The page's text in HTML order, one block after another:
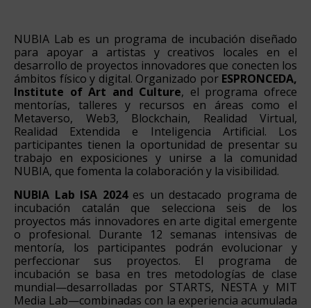
NUBIA Lab es un programa de incubación diseñado
para apoyar a artistas y creativos locales en el
desarrollo de proyectos innovadores que conecten los
ámbitos físico y digital. Organizado por ESPRONCEDA,
Institute of Art and Culture, el programa ofrece
mentorías, talleres y recursos en áreas como el
Metaverso, Web3, Blockchain, Realidad Virtual,
Realidad Extendida e Inteligencia Artificial. Los
participantes tienen la oportunidad de presentar su
trabajo en exposiciones y unirse a la comunidad
NUBIA, que fomenta la colaboración y la visibilidad.
NUBIA Lab ISA 2024es un destacado programa de
incubación catalán que selecciona seis de los
proyectos más innovadores en arte digital emergente
o profesional. Durante 12 semanas intensivas de
mentoría, los participantes podrán evolucionar y
perfeccionar sus proyectos. El programa de
incubación se basa en tres metodologías de clase
mundial—desarrolladas por STARTS, NESTA y MIT
Media Lab—combinadas con la experiencia acumulada